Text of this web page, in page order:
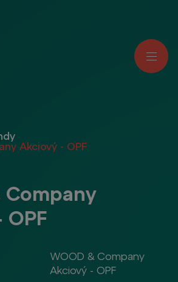
Akciový - OPF
Company
WOOD & Company
Akciový - OPF